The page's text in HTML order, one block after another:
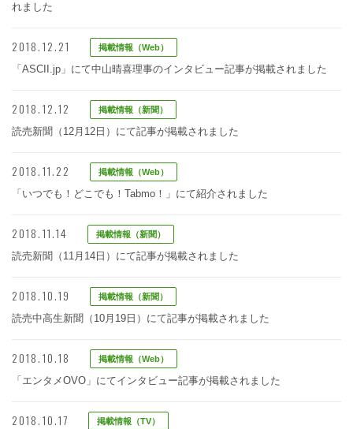
れました
2018.12.21 掲載情報（Web）
「ASCII.jp」にて中山晴喜理事のインタビュー記事が掲載されました
2018.12.12 掲載情報（新聞）
読売新聞（12月12日）にて記事が掲載されました
2018.11.22 掲載情報（Web）
「いつでも！どこでも！Tabmo！」にて紹介されました
2018.11.14 掲載情報（新聞）
読売新聞（11月14日）にて記事が掲載されました
2018.10.19 掲載情報（新聞）
読売中高生新聞（10月19日）にて記事が掲載されました
2018.10.18 掲載情報（Web）
「エンタメOVO」にてインタビュー記事が掲載されました
2018.10.17 掲載情報（TV）